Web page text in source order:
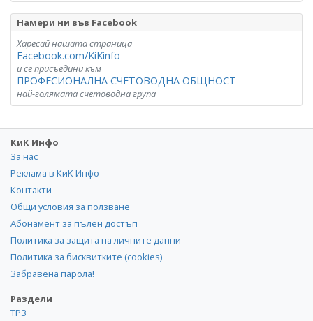
Намери ни във Facebook
Харесай нашата страница
Facebook.com/KiKinfo
и се присъедини към
ПРОФЕСИОНАЛНА СЧЕТОВОДНА ОБЩНОСТ
най-голямата счетоводна група
КиК Инфо
За нас
Реклама в КиК Инфо
Контакти
Общи условия за ползване
Абонамент за пълен достъп
Политика за защита на личните данни
Политика за бисквитките (cookies)
Забравена парола!
Раздели
ТРЗ